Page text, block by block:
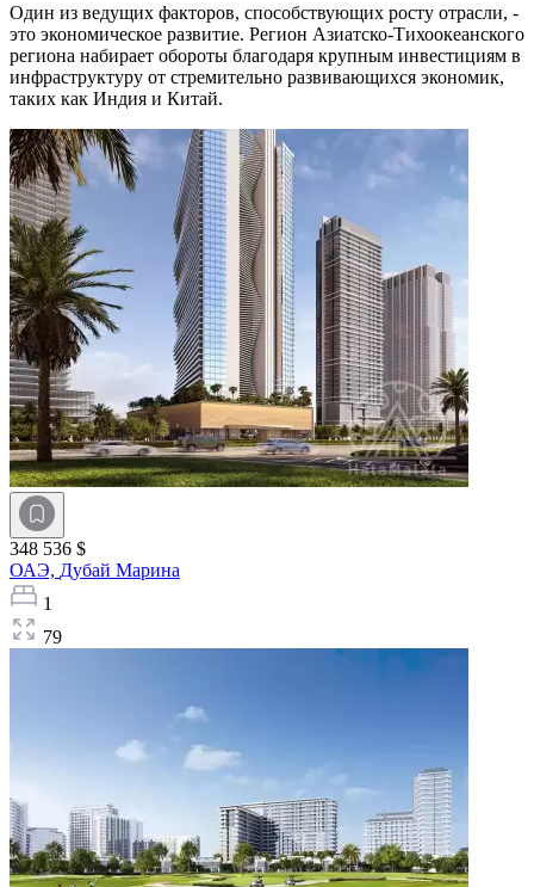
Один из ведущих факторов, способствующих росту отрасли, -
это экономическое развитие. Регион Азиатско-Тихоокеанского
региона набирает обороты благодаря крупным инвестициям в
инфраструктуру от стремительно развивающихся экономик,
таких как Индия и Китай.
348 536 $
ОАЭ, Дубай Марина
1
79